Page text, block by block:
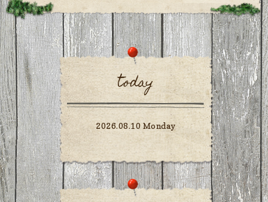
today
2026.08.10 Monday